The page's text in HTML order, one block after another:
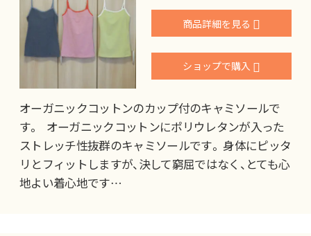
オーガニックコットンのカップ付のキャミソールで
す。 オーガニックコットンにポリウレタンが入った
ストレッチ性抜群のキャミソールです。 身体にピッタ
リとフィットしますが、決して窮屈ではなく、とても心
地よい着心地です…
商品詳細を見る
ショップで購入